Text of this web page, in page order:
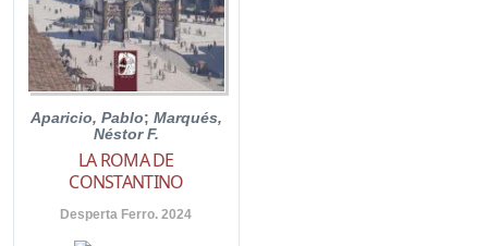
Aparicio, Pablo; Marqués,
Néstor F.
LA ROMA DE
CONSTANTINO
Desperta Ferro. 2024